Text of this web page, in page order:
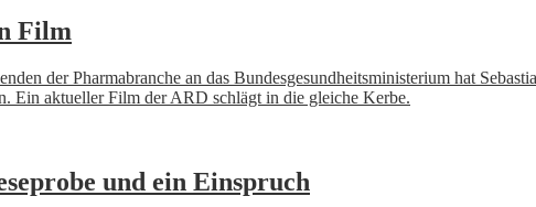
Film
der Pharmabranche an das Bundesgesundheitsministerium hat
Ein aktueller Film der ARD schlägt in die gleiche Kerbe.
und ein Einspruch